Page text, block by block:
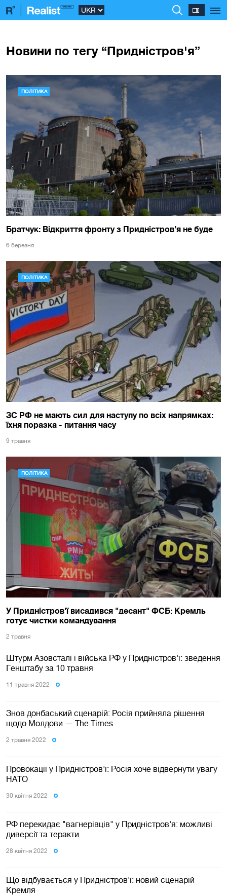
Новини по тегу “Придністров'я”
ПОЛІТИКА
Братчук: Відкриття фронту з Придністров’я не буде
6 березня
ПОЛІТИКА
ЗС РФ не мають сил для наступу по всіх напрямках:
їхня поразка - питання часу
9 травня
ПОЛІТИКА
У Придністров'ї висадився "десант" ФСБ: Кремль
готує чистки командування
2 травня
Штурм Азовсталі і війська РФ у Придністров'ї: зведення
Генштабу за 10 травня
11 травня 2022
Знов донбаський сценарій: Росія прийняла рішення
щодо Молдови — The Times
2 травня 2022
Провокації у Придністров'ї: Росія хоче відвернути увагу
НАТО
30 квiтня 2022
РФ перекидає "вагнерівців" у Придністров'я: можливі
диверсії та теракти
28 квiтня 2022
Що відбувається у Придністров'ї: новий сценарій
Кремля